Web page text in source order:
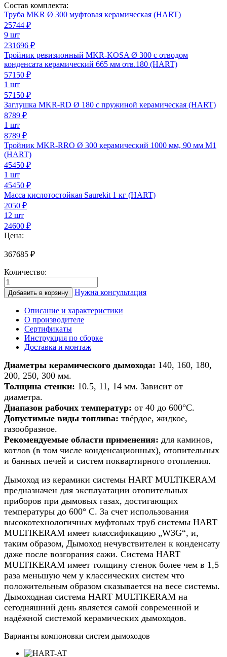
Состав комплекта:
Труба MKR Ø 300 муфтовая керамическая (HART)
25744 ₽
9 шт
231696 ₽
Тройник ревизионный MKR-KOSA Ø 300 с отводом
конденсата керамический 665 мм отв.180 (HART)
57150 ₽
1 шт
57150 ₽
Заглушка MKR-RD Ø 180 с пружиной керамическая (HART)
8789 ₽
1 шт
8789 ₽
Тройник MKR-RRO Ø 300 керамический 1000 мм, 90 мм М1
(HART)
45450 ₽
1 шт
45450 ₽
Масса кислотостойкая Saurekit 1 кг (HART)
2050 ₽
12 шт
24600 ₽
Цена:
367685 ₽
Количество:
Количество
товара
Дымоход
керамики
банной
печи/
камина/
котла
d
300мм
h
10м
Добавить в корзину Нужна консультация
Описание и характеристики
О производителе
Сертификаты
Инструкция по сборке
Доставка и монтаж
Диаметры керамического дымохода: 140, 160, 180,
200, 250, 300 мм.
Толщина стенки: 10.5, 11, 14 мм. Зависит от
диаметра.
Диапазон рабочих температур: от 40 до 600°С.
Допустимые виды топлива: твёрдое, жидкое,
газообразное.
Рекомендуемые области применения: для каминов,
котлов (в том числе конденсационных), отопительных
и банных печей и систем поквартирного отопления.
Дымоход из керамики системы HART MULTIKERAM
предназначен для эксплуатации отопительных
приборов при дымовых газах, достигающих
температуры до 600° C. За счет использования
высокотехнологичных муфтовых труб системы HART
MULTIKERAM имеет классификацию „W3G“, и,
таким образом, Дымоход нечувствителен к конденсату
даже после возгорания сажи. Система HART
MULTIKERAM имеет толщину стенок более чем в 1,5
раза меньшую чем у классических систем что
положительным образом сказывается на весе системы.
Дымоходная система HART MULTIKERAM на
сегодняшний день является самой современной и
надёжной системой керамических дымоходов.
Варианты компоновки систем дымоходов